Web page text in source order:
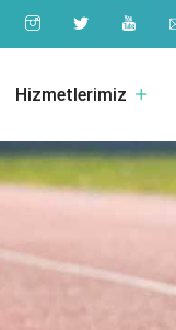
Hizmetlerimiz